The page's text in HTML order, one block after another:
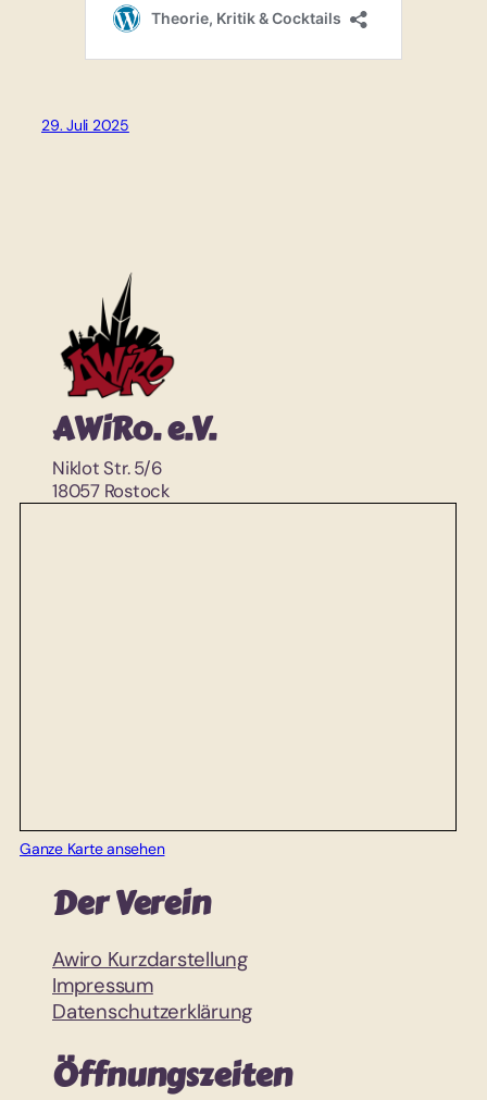
29. Juli 2025
AWiRo. e.V.
Niklot Str. 5/6
18057 Rostock
Ganze Karte ansehen
Der Verein
Awiro Kurzdarstellung
Impressum
Datenschutzerklärung
Öffnungszeiten